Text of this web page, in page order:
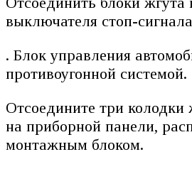
выключателя стоп-
. Блок управления
противоугонной системой.
Отсоедините три колодки
на приборной панели,
монтажным блоком.